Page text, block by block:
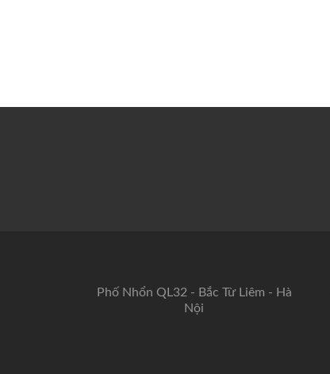
Phố Nhổn QL32 - Bắc Từ Liêm - Hà
Nội